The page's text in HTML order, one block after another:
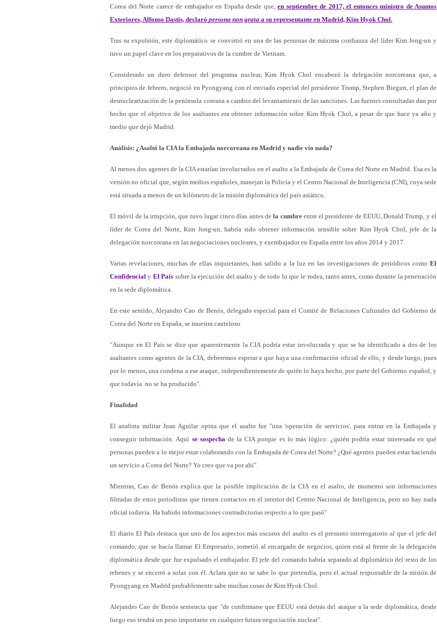
Corea del Norte carece de embajador en España desde que, en septiembre de 2017, el entonces ministro de Asuntos
Exteriores, Alfonso Dastis, declaró persona non grata a su representante en Madrid, Kim Hyok Chol.
Tras su expulsión, este diplomático se convirtió en una de las personas de máxima confianza del líder Kim Jong-un y
tuvo un papel clave en los preparativos de la cumbre de Vietnam.
Considerado un duro defensor del programa nuclear, Kim Hyok Chol encabezó la delegación norcoreana que, a
principios de febrero, negoció en Pyongyang con el enviado especial del presidente Trump, Stephen Biegun, el plan de
desnuclearización de la península coreana a cambio del levantamiento de las sanciones. Las fuentes consultadas dan por
hecho que el objetivo de los asaltantes era obtener información sobre Kim Hyok Chol, a pesar de que hace ya año y
medio que dejó Madrid.
Análisis: ¿Asaltó la CIA la Embajada norcoreana en Madrid y nadie vio nada?
Al menos dos agentes de la CIA estarían involucrados en el asalto a la Embajada de Corea del Norte en Madrid. Esa es la
versión no oficial que, según medios españoles, manejan la Policía y el Centro Nacional de Inteligencia (CNI), cuya sede
está situada a menos de un kilómetro de la misión diplomática del país asiático.
El móvil de la irrupción, que tuvo lugar cinco días antes dela cumbreentre el presidente de EEUU, Donald Trump, y el
líder de Corea del Norte, Kim Jong-un, habría sido obtener información sensible sobre Kim Hyok Chol, jefe de la
delegación norcoreana en las negociaciones nucleares, y exembajador en España entre los años 2014 y 2017.
Varias revelaciones, muchas de ellas inquietantes, han salido a la luz en las investigaciones de periódicos como El
Confidencial y El País sobre la ejecución del asalto y de todo lo que le rodea, tanto antes, como durante la penetración
en la sede diplomática.
En este sentido, Alejandro Cao de Benós, delegado especial para el Comité de Relaciones Culturales del Gobierno de
Corea del Norte en España, se muestra cauteloso.
"Aunque en El País se dice que aparentemente la CIA podría estar involucrada y que se ha identificado a dos de los
asaltantes como agentes de la CIA, deberemos esperar a que haya una confirmación oficial de ello, y desde luego, pues
por lo menos, una condena a ese ataque, independientemente de quién lo haya hecho, por parte del Gobierno español, y
que todavía no se ha producido".
Finalidad
El analista militar Juan Aguilar opina que el asalto fue "una 'operación de servicios', para entrar en la Embajada y
conseguir información. Aquí se sospechade la CIA porque es lo más lógico: ¿quién podría estar interesada en qué
personas pueden a lo mejor estar colaborando con la Embajada de Corea del Norte? ¿Qué agentes pueden estar haciendo
un servicio a Corea del Norte? Yo creo que va por ahí".
Mientras, Cao de Benós explica que la posible implicación de la CIA en el asalto, de momento son informaciones
filtradas de estos periodistas que tienen contactos en el interior del Centro Nacional de Inteligencia, pero no hay nada
oficial todavía. Ha habido informaciones contradictorias respecto a lo que pasó"
El diario El País destaca que uno de los aspectos más oscuros del asalto es el presunto interrogatorio al que el jefe del
comando, que se hacía llamar El Empresario, sometió al encargado de negocios, quien está al frente de la delegación
diplomática desde que fue expulsado el embajador. El jefe del comando habría separado al diplomático del resto de los
rehenes y se encerró a solas con él. Aclara que no se sabe lo que pretendía, pero el actual responsable de la misión de
Pyongyang en Madrid probablemente sabe muchas cosas de Kim Hyok Chol.
Alejandro Cao de Benós sentencia que "de confirmarse que EEUU está detrás del ataque a la sede diplomática, desde
luego eso tendrá un peso importante en cualquier futura negociación nuclear".